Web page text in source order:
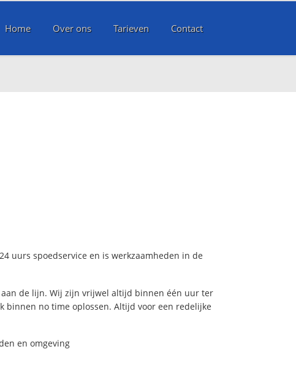
Home Over ons Tarieven Contact
uurs spoedservice en is werkzaamheden in de
aan de lijn. Wij zijn vrijwel altijd binnen één uur ter
binnen no time oplossen. Altijd voor een redelijke
en omgeving